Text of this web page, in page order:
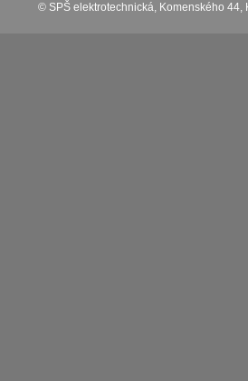
© SPŠ elektrotechnická, Komenského